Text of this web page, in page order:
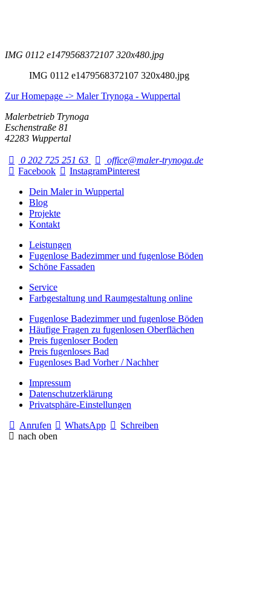
IMG 0112 e1479568372107 320x480.jpg
IMG 0112 e1479568372107 320x480.jpg
Zur Homepage -> Maler Trynoga - Wuppertal
Malerbetrieb Trynoga
Eschenstraße 81
42283 Wuppertal
0 202 725 251 63
office@maler-trynoga.de
Facebook
InstagramPinterest
Dein Maler in Wuppertal
Blog
Projekte
Kontakt
Leistungen
Fugenlose Badezimmer und fugenlose Böden
Schöne Fassaden
Service
Farbgestaltung und Raumgestaltung online
Fugenlose Badezimmer und fugenlose Böden
Häufige Fragen zu fugenlosen Oberflächen
Preis fugenloser Boden
Preis fugenloses Bad
Fugenloses Bad Vorher / Nachher
Impressum
Datenschutzerklärung
Privatsphäre-Einstellungen
Anrufen
WhatsApp
Schreiben
nach oben